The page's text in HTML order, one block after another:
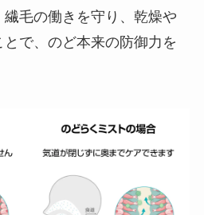
繊毛の働きを守り、乾燥や
で、のど本来の防御力を